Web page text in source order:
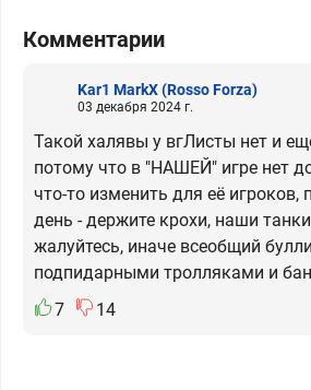
Комментарии
Kar1 MarkX(Rosso Forza)
03 декабря 2024 г.
Такой халявы у вгЛисты нет и
потому что в "НАШЕЙ" игре нет
что-то изменить для её
день - держите крохи, наши
жалуйтесь, иначе всеобщий
подпидарными тролляками и
7
14